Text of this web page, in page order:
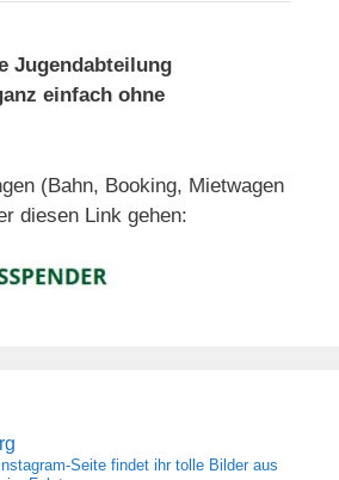
Jugendabteilung
einfach ohne
(Bahn, Booking, Mietwagen
diesen Link gehen:
Seite findet ihr tolle Bilder aus